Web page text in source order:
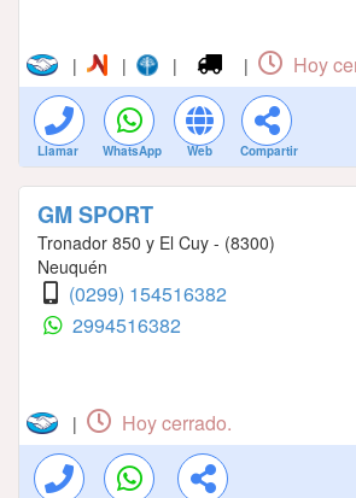
| | | | Hoy
Llamar WhatsApp Web Compartir
GM SPORT
Tronador 850 y El Cuy - (8300)
Neuquén
(0299) 154516382
2994516382
| Hoy cerrado.